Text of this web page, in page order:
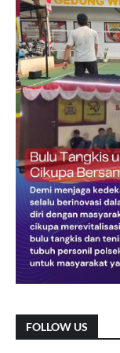
FOLLOW US